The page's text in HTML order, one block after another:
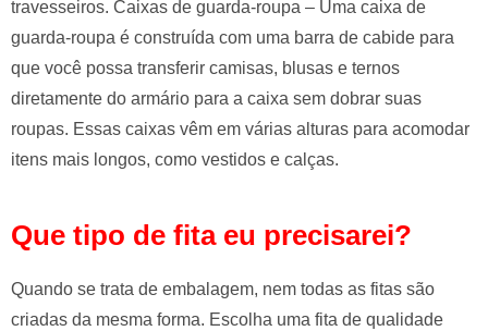
travesseiros. Caixas de guarda-roupa – Uma caixa de
guarda-roupa é construída com uma barra de cabide para
que você possa transferir camisas, blusas e ternos
diretamente do armário para a caixa sem dobrar suas
roupas. Essas caixas vêm em várias alturas para acomodar
itens mais longos, como vestidos e calças.
Que tipo de fita eu precisarei?
Quando se trata de embalagem, nem todas as fitas são
criadas da mesma forma. Escolha uma fita de qualidade